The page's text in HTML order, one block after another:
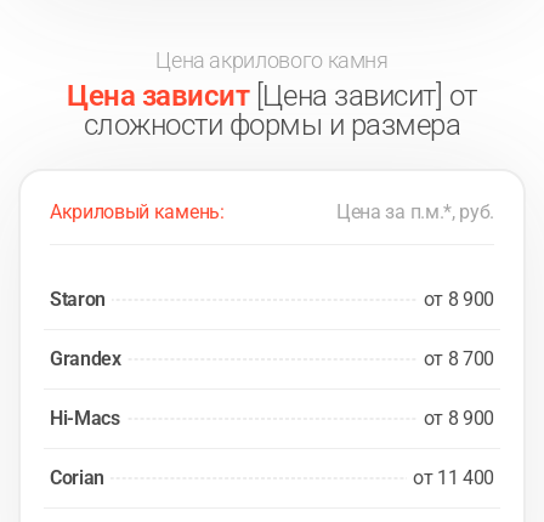
Цена акрилового камня
Цена зависит[Цена зависит] от
сложности формы и размера
Акриловый камень: Цена за п.м.*, руб.
Staron от 8 900
Grandex от 8 700
Hi-Macs от 8 900
Corian от 11 400